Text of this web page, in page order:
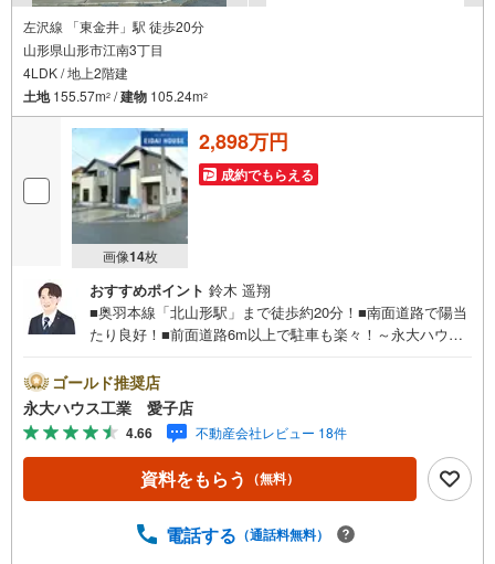
左沢線 「東金井」駅 徒歩20分
山形県山形市江南3丁目
4LDK / 地上2階建
土地155.57m2 /建物 105.24m2
画像14枚
2,898万円
成約でもらえる
おすすめポイント 鈴木 遥翔
■奥羽本線「北山形駅」まで徒歩約20分！■南面道路で陽当
たり良好！■前面道路6m以上で駐車も楽々！～永大ハウス
中！こちらでは当社の強みを大きく2つに分けてご紹介！1.
＜豊富な不動産知識＞戸建・マンション・土地…と種別を
問わず不動産を取り扱っております。さらに教育施設や商
業施設、子育て環境や行政などの地域情報を総合し、お客
様により良い物件選びをしていただけるよう、しっかりと
サポートさせていただきます。2.＜経験豊富なスタッフ＞
ど住宅に関する様々なご相談はもちろん、ご購入時に気に
ゴールド推奨店
永大ハウス工業 愛子店
4.66 不動産会社レビュー 18件
資料をもらう （無料）
電話する （通話料無料）